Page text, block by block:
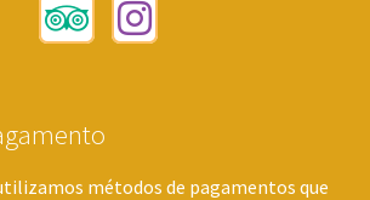
métodos de pagamentos que